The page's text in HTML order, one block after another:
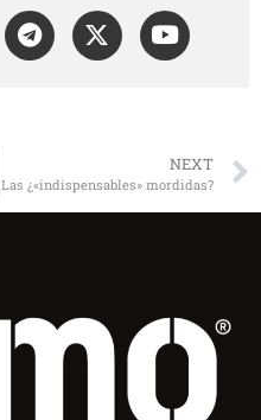
NEXT
Las ¿«indispensables» mordidas?